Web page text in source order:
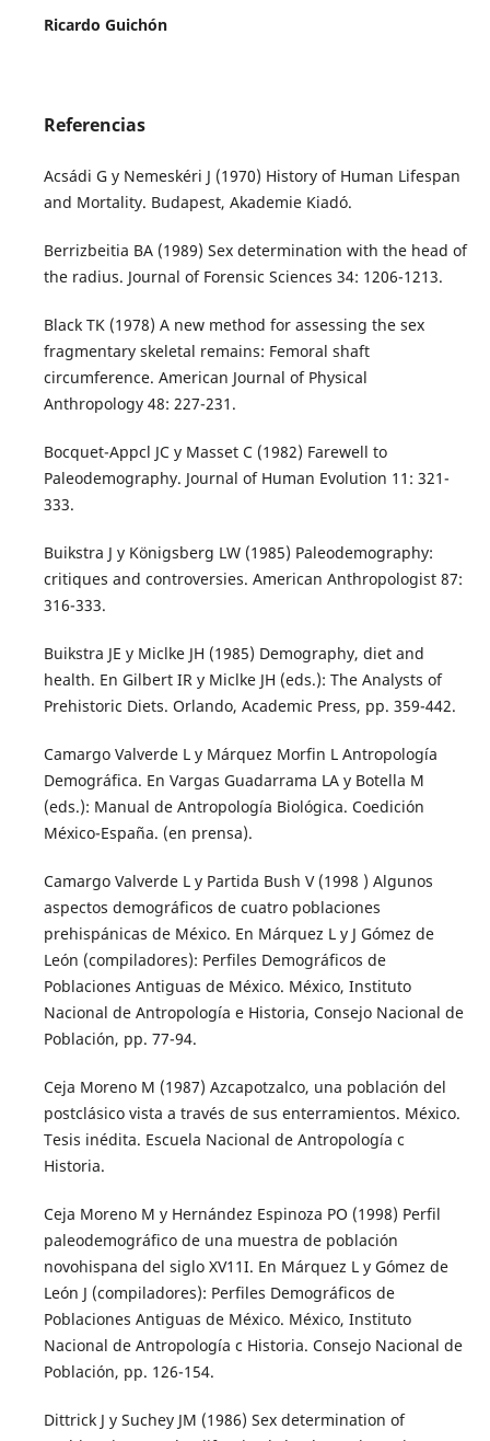
Ricardo Guichón
Referencias
Acsádi G y Nemeskéri J (1970) History of Human Lifespan
and Mortality. Budapest, Akademie Kiadó.
Berrizbeitia BA (1989) Sex determination with the head of
the radius. Journal of Forensic Sciences 34: 1206-1213.
Black TK (1978) A new method for assessing the sex
fragmentary skeletal remains: Femoral shaft
circumference. American Journal of Physical
Anthropology 48: 227-231.
Bocquet-Appcl JC y Masset C (1982) Farewell to
Paleodemography. Journal of Human Evolution 11: 321-
333.
Buikstra J y Königsberg LW (1985) Paleodemography:
critiques and controversies. American Anthropologist 87:
316-333.
Buikstra JE y Miclke JH (1985) Demography, diet and
health. En Gilbert IR y Miclke JH (eds.): The Analysts of
Prehistoric Diets. Orlando, Academic Press, pp. 359-442.
Camargo Valverde L y Márquez Morfin L Antropología
Demográfica. En Vargas Guadarrama LA y Botella M
(eds.): Manual de Antropología Biológica. Coedición
México-España. (en prensa).
Camargo Valverde L y Partida Bush V (1998 ) Algunos
aspectos demográficos de cuatro poblaciones
prehispánicas de México. En Márquez L y J Gómez de
León (compiladores): Perfiles Demográficos de
Poblaciones Antiguas de México. México, Instituto
Nacional de Antropología e Historia, Consejo Nacional de
Población, pp. 77-94.
Ceja Moreno M (1987) Azcapotzalco, una población del
postclásico vista a través de sus enterramientos. México.
Tesis inédita. Escuela Nacional de Antropología c
Historia.
Ceja Moreno M y Hernández Espinoza PO (1998) Perfil
paleodemográfico de una muestra de población
novohispana del siglo XV11I. En Márquez L y Gómez de
León J (compiladores): Perfiles Demográficos de
Poblaciones Antiguas de México. México, Instituto
Nacional de Antropología c Historia. Consejo Nacional de
Población, pp. 126-154.
Dittrick J y Suchey JM (1986) Sex determination of